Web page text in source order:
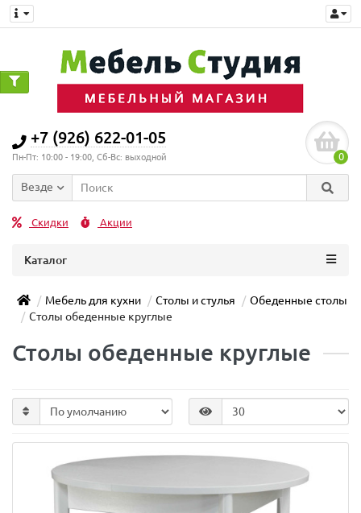
+7 (926) 622-01-05
Пн-Пт: 10:00 - 19:00, Сб-Вс: выходной 0
Везде
Скидки Акции
Каталог
Мебель для кухни Столы и стулья
Обеденные столы
Столы обеденные круглые
Столы обеденные круглые